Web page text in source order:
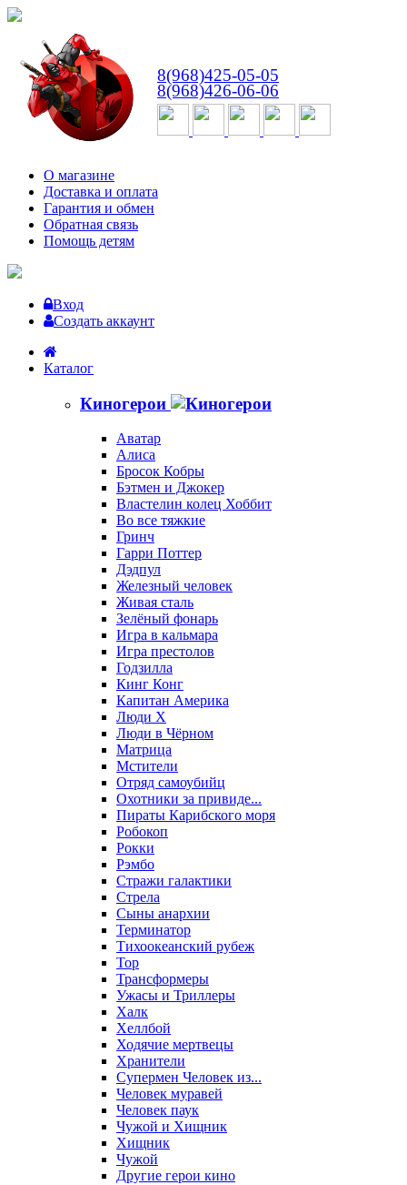
8(968)425-05-05
8(968)426-06-06
О магазине
Доставка и оплата
Гарантия и обмен
Обратная связь
Помощь детям
Вход
Создать аккаунт
Каталог
Киногерои
Аватар
Алиса
Бросок Кобры
Бэтмен и Джокер
Властелин колец Хоббит
Во все тяжкие
Гринч
Гарри Поттер
Дэдпул
Железный человек
Живая сталь
Зелёный фонарь
Игра в кальмара
Игра престолов
Годзилла
Кинг Конг
Капитан Америка
Люди X
Люди в Чёрном
Матрица
Мстители
Отряд самоубийц
Охотники за привиде...
Пираты Карибского моря
Робокоп
Рокки
Рэмбо
Стражи галактики
Стрела
Сыны анархии
Терминатор
Тихоокеанский рубеж
Тор
Трансформеры
Ужасы и Триллеры
Халк
Хеллбой
Ходячие мертвецы
Хранители
Супермен Человек из...
Человек муравей
Человек паук
Чужой и Хищник
Хищник
Чужой
Другие герои кино